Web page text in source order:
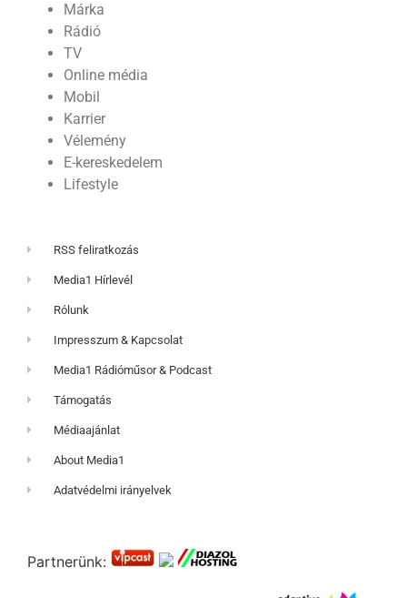
Márka
Rádió
TV
Online média
Mobil
Karrier
Vélemény
E-kereskedelem
Lifestyle
RSS feliratkozás
Media1 Hírlevél
Rólunk
Impresszum & Kapcsolat
Media1 Rádióműsor & Podcast
Támogatás
Médiaajánlat
About Media1
Adatvédelmi irányelvek
Partnerünk: